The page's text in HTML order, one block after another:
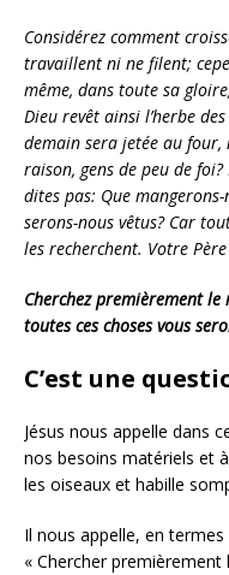
Considérez comment
travaillent ni ne filent;
même, dans toute sa
Dieu revêt ainsi l’herbe
demain sera jetée au
raison, gens de peu de
dites pas: Que
serons-nous vêtus? Car
les recherchent. Votre
Cherchez premièrement
toutes ces choses vous
C’est une
Jésus nous appelle dans
nos besoins matériels et
les oiseaux et habille
Il nous appelle, en
« Chercher